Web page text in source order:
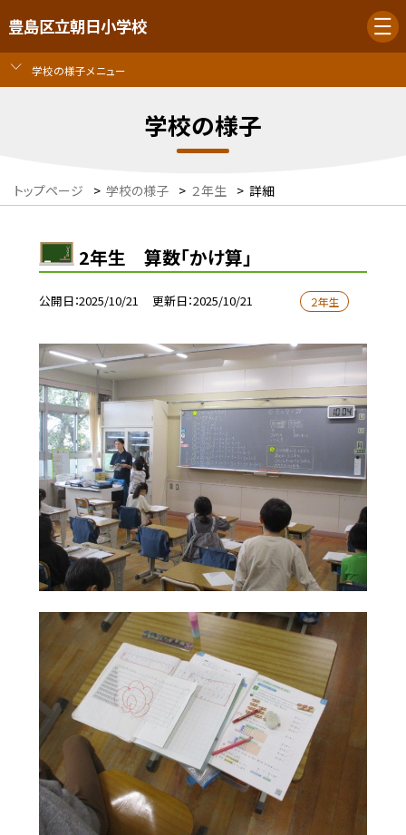
豊島区立朝日小学校
学校の様子メニュー
学校の様子
トップページ > 学校の様子 > ２年生 > 詳細
2年生 算数「かけ算」
公開日 2025/10/21 更新日 2025/10/21 ２年生